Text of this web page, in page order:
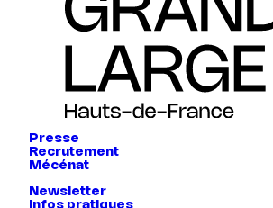
Presse
Recrutement
Mécénat
Newsletter
Infos pratiques